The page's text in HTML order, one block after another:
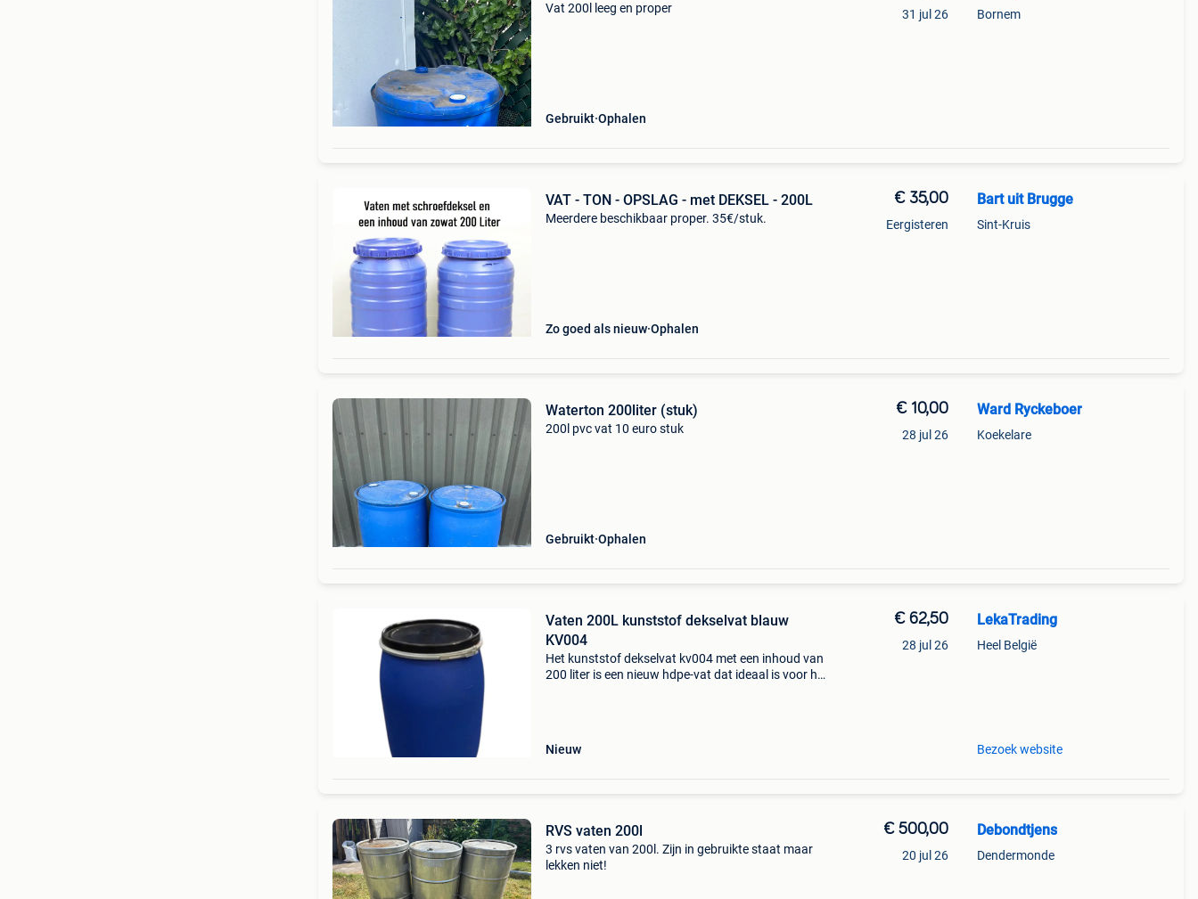
Vat 200l leeg en proper
Gebruikt Ophalen
31 jul 26 Bornem
VAT - TON - OPSLAG - met DEKSEL - 200L
Meerdere beschikbaar proper. 35€/stuk.
Zo goed als nieuw Ophalen
€ 35,00
Eergisteren
Bart uit Brugge
Sint-Kruis
Waterton 200liter (stuk)
200l pvc vat 10 euro stuk
Gebruikt Ophalen
€ 10,00
28 jul 26
Ward Ryckeboer
Koekelare
Vaten 200L kunststof dekselvat blauw
KV004
Het kunststof dekselvat kv004 met een inhoud van
200 liter is een nieuw hdpe-vat dat ideaal is voor het
Nieuw
€ 62,50
28 jul 26
LekaTrading
Heel België
Bezoek website
RVS vaten 200l
3 rvs vaten van 200l. Zijn in gebruikte staat maar
lekken niet!
€ 500,00
20 jul 26
Debondtjens
Dendermonde